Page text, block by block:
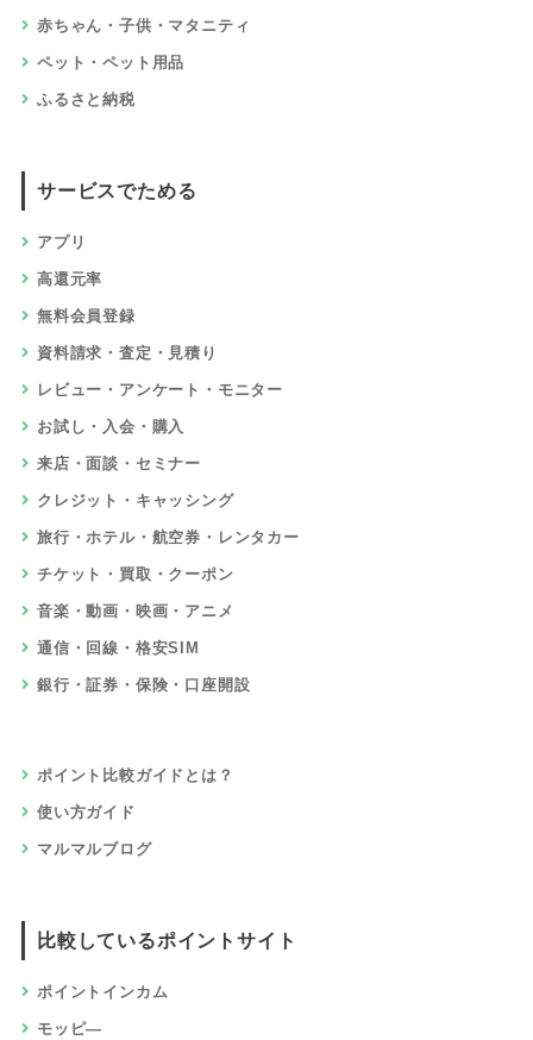
赤ちゃん・子供・マタニティ
ペット・ペット用品
ふるさと納税
サービスでためる
アプリ
高還元率
無料会員登録
資料請求・査定・見積り
レビュー・アンケート・モニター
お試し・入会・購入
来店・面談・セミナー
クレジット・キャッシング
旅行・ホテル・航空券・レンタカー
チケット・買取・クーポン
音楽・動画・映画・アニメ
通信・回線・格安SIM
銀行・証券・保険・口座開設
ポイント比較ガイドとは？
使い方ガイド
マルマルブログ
比較しているポイントサイト
ポイントインカム
モッピ―